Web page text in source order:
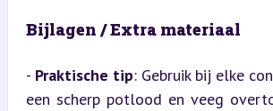
Bijlagen / Extra materiaal
- Praktische tip: Gebruik bij elke
een scherp potlood en veeg